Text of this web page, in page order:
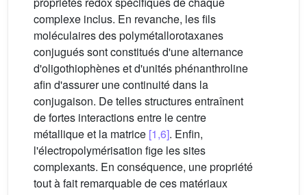
complexe inclus. En revanche, les fils
moléculaires des polymétallorotaxanes
conjugués sont constitués d'une alternance
d'oligothiophènes et d'unités phénanthroline
afin d'assurer une continuité dans la
conjugaison. De telles structures entraînent
de fortes interactions entre le centre
métallique et la matrice [1,6]. Enfin,
l'électropolymérisation fige les sites
complexants. En conséquence, une propriété
tout à fait remarquable de ces matériaux